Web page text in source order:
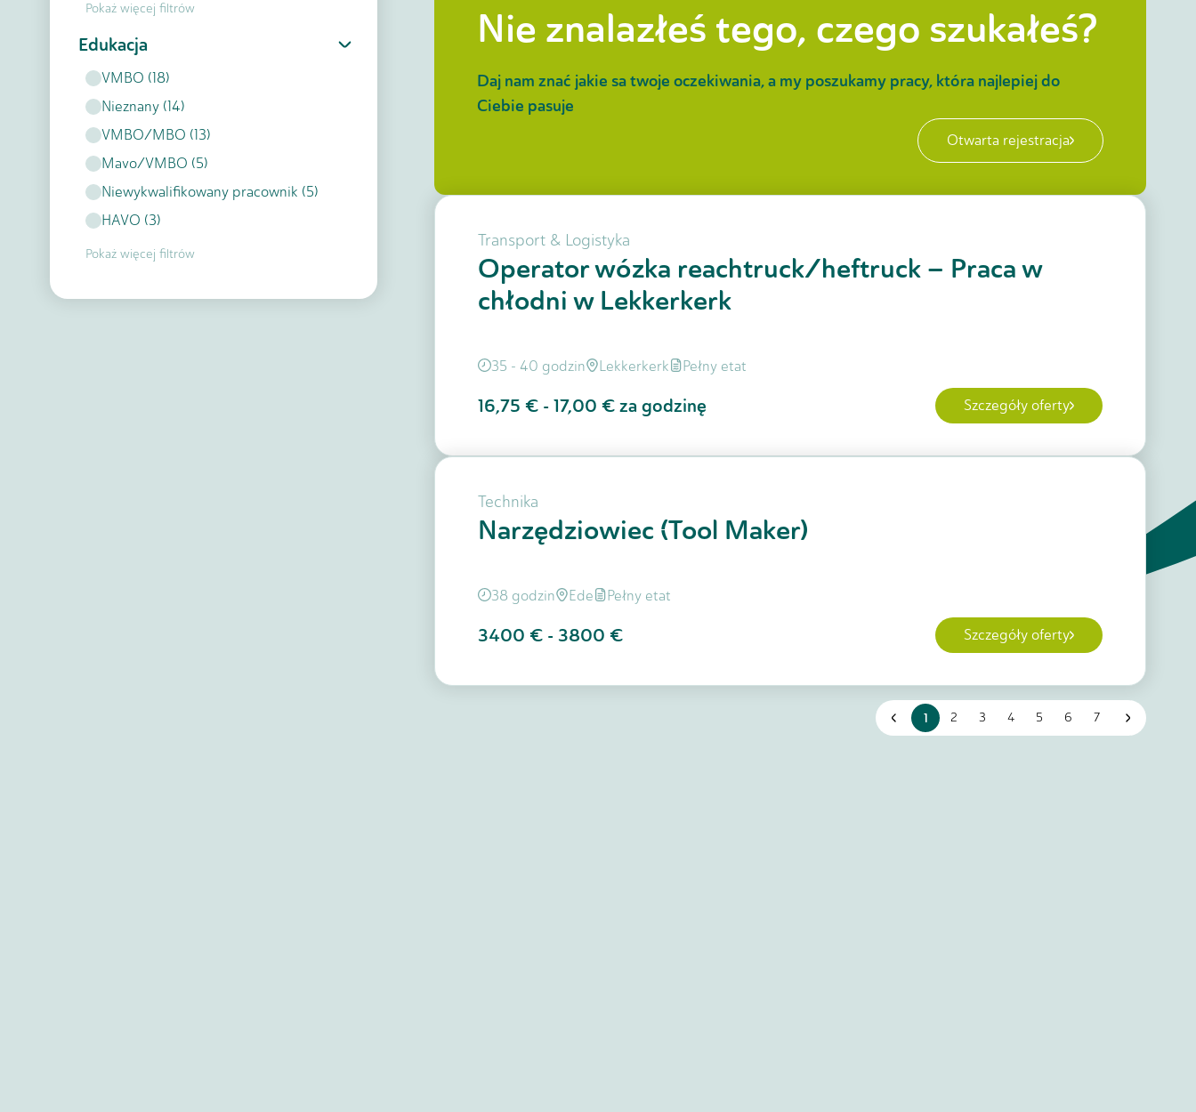
Pokaż więcej filtrów
Edukacja
VMBO (18)
Nieznany (14)
VMBO/MBO (13)
Mavo/VMBO (5)
Niewykwalifikowany pracownik (5)
HAVO (3)
Pokaż więcej filtrów
Nie znalazłeś tego, czego szukałeś?
Daj nam znać jakie sa twoje oczekiwania, a my poszukamy pracy, która najlepiej do
Ciebie pasuje
Otwarta rejestracja
Transport & Logistyka
Operator wózka reachtruck/heftruck – Praca w
chłodni w Lekkerkerk
35 - 40 godzin Lekkerkerk Pełny etat
16,75 € - 17,00 €za godzinę Szczegóły oferty
Technika
Narzędziowiec (Tool Maker)
38 godzin Ede Pełny etat
3400 € - 3800 € Szczegóły oferty
1 2 3 4 5 6 7